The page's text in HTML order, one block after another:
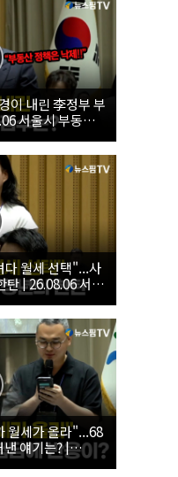
이 내린 李정부 부
서울시 부동산
월세 선택"...사
탄 | 26.08.06 서울
월세가 올라"...68
얘기는? |
론회